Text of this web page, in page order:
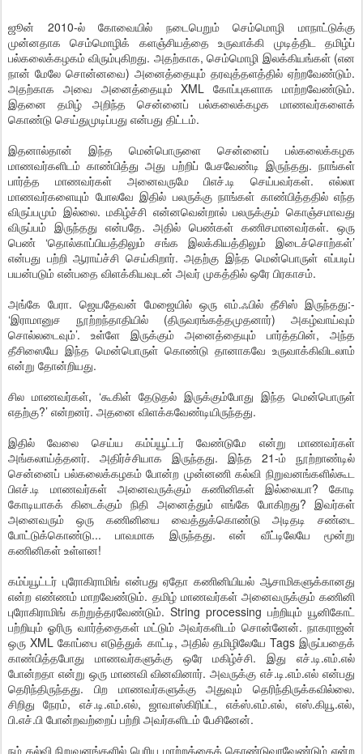
ஜூன் 2010-ல் கோவையில் நடைபெறும் செம்மொழி மாநாட்டுக்கு
முன்னதாக செம்மொழிக் களஞ்சியத்தை உருவாக்கி முடித்திட தமிழ்ப்
பல்கலைக்கழகம் விரும்புகிறது. அதற்காக, செம்மொழி இலக்கியங்கள் (என
நான் மேலே சொன்னவை) அனைத்தையும் தரவுத்தளத்தில் ஏற்றவேண்டும்.
அதற்காக அவை அனைத்தையும் XML கோப்புகளாக மாற்றவேண்டும்.
இதனை தமிழ் அறிந்த சென்னைப் பல்கலைக்கழக மாணவர்களைக்
கொண்டு செய்துமுடிப்பது என்பது திட்டம்.
இதனால்தான் இந்த மென்பொருளை சென்னைப் பல்கலைக்கழக
மாணவர்களிடம் காண்பித்து அது பற்றிப் பேசவேண்டி இருந்தது. நாங்கள்
பார்த்த மாணவர்கள் அனைவருமே பிஎச்.டி செய்பவர்கள். எல்லா
மாணவர்களையும் போலவே இதில் பலருக்கு நாங்கள் காண்பித்ததில் எந்த
விருப்பமும் இல்லை. மகிழ்ச்சி என்னவென்றால் பலருக்கும் கொஞ்சமாவது
விருப்பம் இருந்தது என்பதே. அதில் பெண்கள் கணிசமானவர்கள். ஒரு
பெண் ‘தொல்காப்பியத்திலும் சங்க இலக்கியத்திலும் இடைச்சொற்கள்’
என்பது பற்றி ஆராய்ச்சி செய்கிறார். அதற்கு இந்த மென்பொருள் எப்படிப்
பயன்படும் என்பதை விளக்கியவுடன் அவர் முகத்தில் ஒரே பிரகாசம்.
அங்கே பேரா. ஜெயதேவன் மேஜையில் ஒரு எம்.ஃபில் தீசிஸ் இருந்தது:-
‘இராமானுச நூற்றந்தாதியில் (திருவரங்கத்தமுதனார்) அகழ்வாய்வும்
சொல்லடைவும்’. உள்ளே இருக்கும் அனைத்தையும் பார்த்தபின், அந்த
தீசிஸையே இந்த மென்பொருள் கொண்டு தானாகவே உருவாக்கிவிடலாம்
என்று தோன்றியது.
சில மாணவர்கள், ‘கூகிள் தேடுதல் இருக்கும்போது இந்த மென்பொருள்
எதற்கு?’ என்றனர். அதனை விளக்கவேண்டியிருந்தது.
இதில் வேலை செய்ய கம்ப்யூட்டர் வேண்டுமே என்று மாணவர்கள்
அங்கலாய்த்தனர். அதிர்ச்சியாக இருந்தது. இந்த 21-ம் நூற்றாண்டில்
சென்னைப் பல்கலைக்கழகம் போன்ற முன்னணி கல்வி நிறுவனங்களில்கூட
பிஎச்.டி மாணவர்கள் அனைவருக்கும் கணினிகள் இல்லையா? கோடி
கோடியாகக் கிடைக்கும் நிதி அனைத்தும் எங்கே போகிறது? இவர்கள்
அனைவரும் ஒரு கணினியை வைத்துக்கொண்டு அடிதடி சண்டை
போட்டுக்கொண்டு... பாவமாக இருந்தது. என் வீட்டிலேயே மூன்று
கணினிகள் உள்ளன!
கம்ப்யூட்டர் புரோகிராமிங் என்பது ஏதோ கணினியியல் ஆசாமிகளுக்கானது
என்ற எண்ணம் மாறவேண்டும். தமிழ் மாணவர்கள் அனைவருக்கும் கணினி
புரோகிராமிங் கற்றுத்தரவேண்டும். String processing பற்றியும் யூனிகோட்
பற்றியும் ஓரிரு வார்த்தைகள் மட்டும் அவர்களிடம் சொன்னேன். நாகராஜன்
ஒரு XML கோப்பை எடுத்துக் காட்டி, அதில் தமிழிலேயே Tags இருப்பதைக்
காண்பித்தபோது மாணவர்களுக்கு ஒரே மகிழ்ச்சி. இது எச்.டி.எம்.எல்
போன்றதா என்று ஒரு மாணவி வினவினார். அவருக்கு எச்.டி.எம்.எல் என்பது
தெரிந்திருந்தது. பிற மாணவர்களுக்கு அதுவும் தெரிந்திருக்கவில்லை.
சிறிது நேரம், எச்.டி.எம்.எல், ஜாவாஸ்கிரிப்ட், எக்ஸ்.எம்.எல், எஸ்.கியூ.எல்,
பி.எச்.பி போன்றவற்றைப் பற்றி அவர்களிடம் பேசினேன்.
நம் கல்வி நிறுவனங்களில் பெரிய மாற்றத்தைக் கொண்டுவரவேண்டும் என்ற